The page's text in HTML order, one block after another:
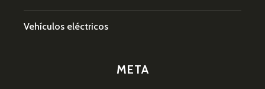
Vehículos eléctricos
META